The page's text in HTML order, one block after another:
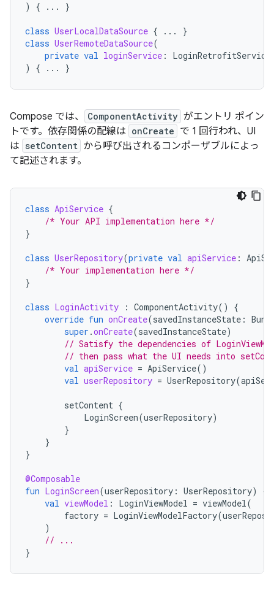
)
{ ... }
class UserLocalDataSource { ...
}
class UserRemoteDataSource(
private val loginService :
LoginRetrofitService
)
{ ... }
Compose では、 ComponentActivity がエントリ ポイン
トです。依存関係の配線は onCreate で 1 回行われ、UI
は setContent から呼び出されるコンポーザブルによっ
て記述されます。
class ApiService {
/* Your API implementation here */
}
class UserRepository(private val apiService :
/* Your implementation here */
}
class LoginActivity : ComponentActivity()
{
override fun onCreate(savedInstanceState :
super .onCreate(savedInstanceState)
// Satisfy the dependencies of
// then pass what the UI needs into
val apiService = ApiService()
val userRepository = UserRepository(
setContent {
LoginScreen(userRepository)
}
}
}
@Composable
fun LoginScreen(userRepository : UserRepository)
{
val viewModel : LoginViewModel = viewModel(
factory = LoginViewModelFactory(
)
// ...
}